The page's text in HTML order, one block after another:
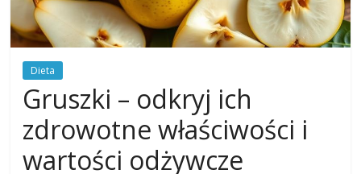
Dieta
Gruszki – odkryj ich
zdrowotne właściwości i
wartości odżywcze